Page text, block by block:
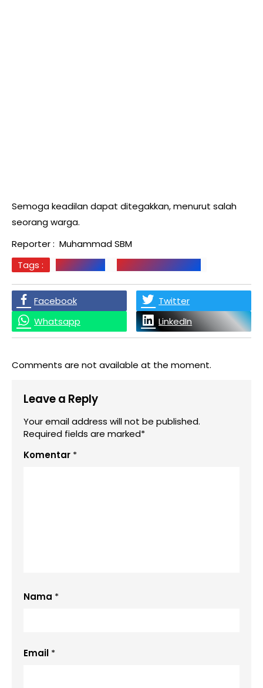
Semoga keadilan dapat ditegakkan, menurut salah
seorang warga.
Reporter : Muhammad SBM
Tags :
JENEPONTO
Facebook
Twitter
Whatsapp
LinkedIn
Comments are not available at the moment.
Leave a Reply
Your email address will not be published.
Required fields are marked*
Komentar *
Nama *
Email *